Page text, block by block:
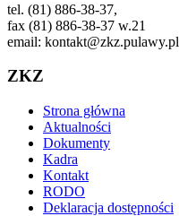
tel. (81) 886-38-37,
fax (81) 886-38-37 w.21
email: kontakt@zkz.pulawy.pl
ZKZ
Strona główna
Aktualności
Dokumenty
Kadra
Kontakt
RODO
Deklaracja dostępności